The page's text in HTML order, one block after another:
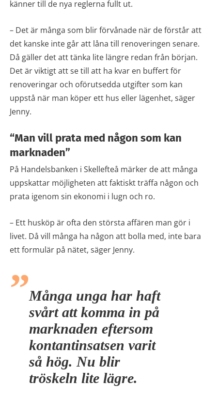
känner till de nya reglerna fullt ut.
– Det är många som blir förvånade när de förstår att
det kanske inte går att låna till renoveringen senare.
Då gäller det att tänka lite längre redan från början.
Det är viktigt att se till att ha kvar en buffert för
renoveringar och oförutsedda utgifter som kan
uppstå när man köper ett hus eller lägenhet, säger
Jenny.
“Man vill prata med någon som kan
marknaden”
På Handelsbanken i Skellefteå märker de att många
uppskattar möjligheten att faktiskt träffa någon och
prata igenom sin ekonomi i lugn och ro.
– Ett husköp är ofta den största affären man gör i
livet. Då vill många ha någon att bolla med, inte bara
ett formulär på nätet, säger Jenny.
Många unga har haft
svårt att komma in på
marknaden eftersom
kontantinsatsen varit
så hög. Nu blir
tröskeln lite lägre.